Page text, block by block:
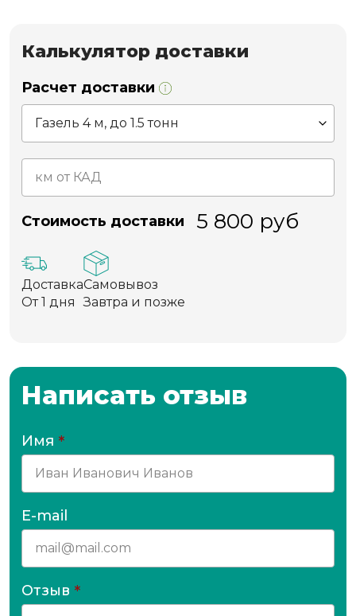
Калькулятор доставки
Расчет доставки
Стоимость доставки 5 800 руб
Доставка
От 1 дня
Самовывоз
Завтра и позже
Написать отзыв
Имя *
E-mail
Отзыв *